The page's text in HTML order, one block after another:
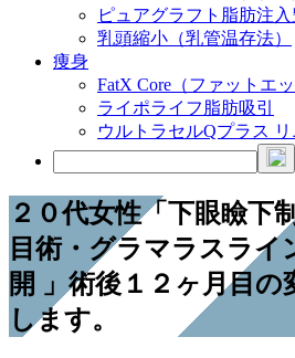
ピュアグラフト脂肪注入
乳頭縮小（乳管温存法）
痩身
FatX Core（ファットエ
ライポライフ脂肪吸引
ウルトラセルQプラス リ
２０代女性「下眼瞼下
目術・グラマラスライ
開 」術後１２ヶ月目の
します。